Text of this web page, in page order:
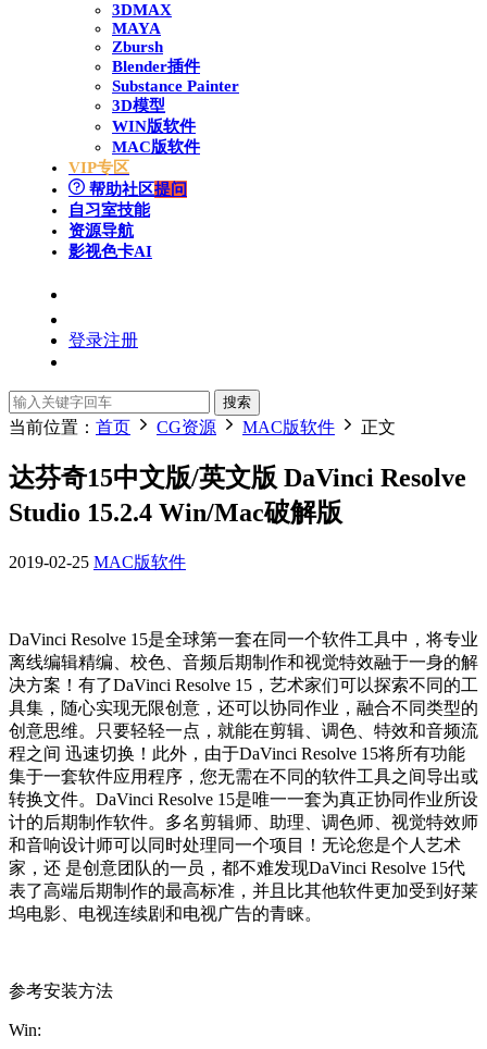
3DMAX
MAYA
Zbursh
Blender插件
Substance Painter
3D模型
WIN版软件
MAC版软件
VIP专区
帮助社区提问
自习室技能
资源导航
影视色卡AI
登录注册
搜索
当前位置： 首页 CG资源 MAC版软件 正文
达芬奇15中文版/英文版 DaVinci Resolve
Studio 15.2.4 Win/Mac破解版
2019-02-25 MAC版软件
DaVinci Resolve 15是全球第一套在同一个软件工具中，将专业
离线编辑精编、校色、音频后期制作和视觉特效融于一身的解
决方案！有了DaVinci Resolve 15，艺术家们可以探索不同的工
具集，随心实现无限创意，还可以协同作业，融合不同类型的
创意思维。只要轻轻一点，就能在剪辑、调色、特效和音频流
程之间 迅速切换！此外，由于DaVinci Resolve 15将所有功能
集于一套软件应用程序，您无需在不同的软件工具之间导出或
转换文件。DaVinci Resolve 15是唯一一套为真正协同作业所设
计的后期制作软件。多名剪辑师、助理、调色师、视觉特效师
和音响设计师可以同时处理同一个项目！无论您是个人艺术
家，还 是创意团队的一员，都不难发现DaVinci Resolve 15代
表了高端后期制作的最高标准，并且比其他软件更加受到好莱
坞电影、电视连续剧和电视广告的青睐。
参考安装方法
Win: